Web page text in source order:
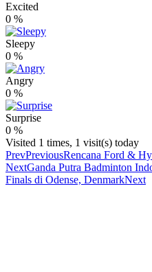
Excited
0 %
Sleepy
0 %
Angry
0 %
Surprise
0 %
Visited 1 times, 1 visit(s) today
PrevPreviousRencana Ford &
NextGanda Putra Badminton
Finals di Odense, DenmarkNext